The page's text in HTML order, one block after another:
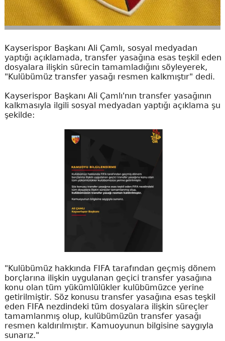
Kayserispor Başkanı Ali Çamlı, sosyal medyadan
yaptığı açıklamada, transfer yasağına esas teşkil eden
dosyalara ilişkin sürecin tamamladığını söyleyerek,
"Kulübümüz transfer yasağı resmen kalkmıştır" dedi.
Kayserispor Başkanı Ali Çamlı'nın transfer yasağının
kalkmasıyla ilgili sosyal medyadan yaptığı açıklama şu
şekilde:
"Kulübümüz hakkında FIFA tarafından geçmiş dönem
borçlarına ilişkin uygulanan geçici transfer yasağına
konu olan tüm yükümlülükler kulübümüzce yerine
getirilmiştir. Söz konusu transfer yasağına esas teşkil
eden FIFA nezdindeki tüm dosyalara ilişkin süreçler
tamamlanmış olup, kulübümüzün transfer yasağı
resmen kaldırılmıştır. Kamuoyunun bilgisine saygıyla
sunarız."